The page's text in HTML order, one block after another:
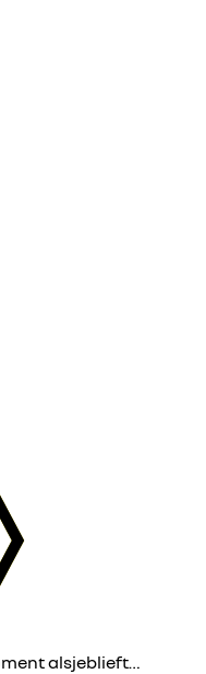
alsjeblieft…